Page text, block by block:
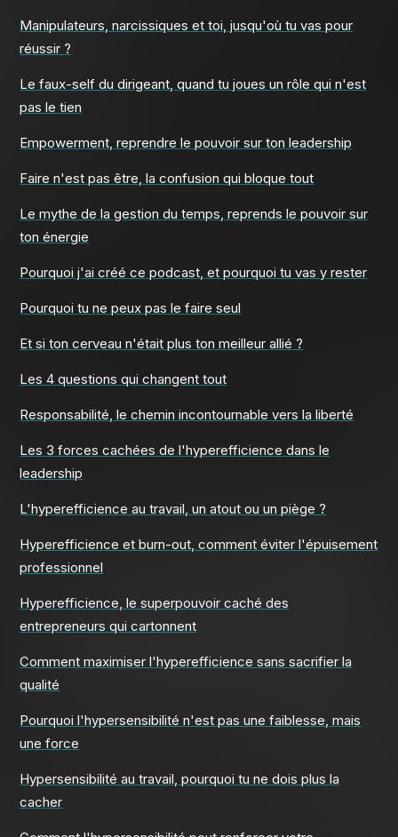
Manipulateurs, narcissiques et toi, jusqu'où tu vas pour
réussir ?
Le faux-self du dirigeant, quand tu joues un rôle qui n'est
pas le tien
Empowerment, reprendre le pouvoir sur ton leadership
Faire n'est pas être, la confusion qui bloque tout
Le mythe de la gestion du temps, reprends le pouvoir sur
ton énergie
Pourquoi j'ai créé ce podcast, et pourquoi tu vas y rester
Pourquoi tu ne peux pas le faire seul
Et si ton cerveau n'était plus ton meilleur allié ?
Les 4 questions qui changent tout
Responsabilité, le chemin incontournable vers la liberté
Les 3 forces cachées de l'hyperefficience dans le
leadership
L'hyperefficience au travail, un atout ou un piège ?
Hyperefficience et burn-out, comment éviter l'épuisement
professionnel
Hyperefficience, le superpouvoir caché des
entrepreneurs qui cartonnent
Comment maximiser l'hyperefficience sans sacrifier la
qualité
Pourquoi l'hypersensibilité n'est pas une faiblesse, mais
une force
Hypersensibilité au travail, pourquoi tu ne dois plus la
cacher